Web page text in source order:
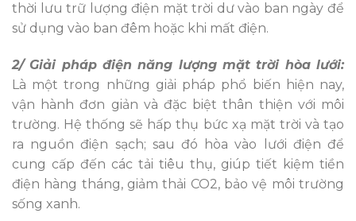
thời lưu trữ lượng điện mặt trời dư vào ban ngày để
sử dụng vào ban đêm hoặc khi mất điện.
2/ Giải pháp điện năng lượng mặt trời hòa lưới:
Là một trong những giải pháp phổ biến hiện nay,
vận hành đơn giản và đặc biệt thân thiện với môi
trường. Hệ thống sẽ hấp thụ bức xạ mặt trời và tạo
ra nguồn điện sạch; sau đó hòa vào lưới điện để
cung cấp đến các tải tiêu thụ, giúp tiết kiệm tiền
điện hàng tháng, giảm thải CO2, bảo vệ môi trường
sống xanh.